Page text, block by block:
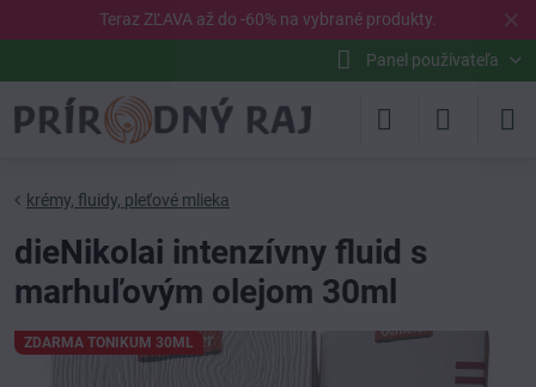
✕
Teraz ZĽAVA až do -60% na vybrané produkty
Panel používateľa
ZDARMA TONIKUM 30ML
krémy, fluidy, pleťové mlieka
dieNikolai intenzívny fluid s
marhuľovým olejom 30ml